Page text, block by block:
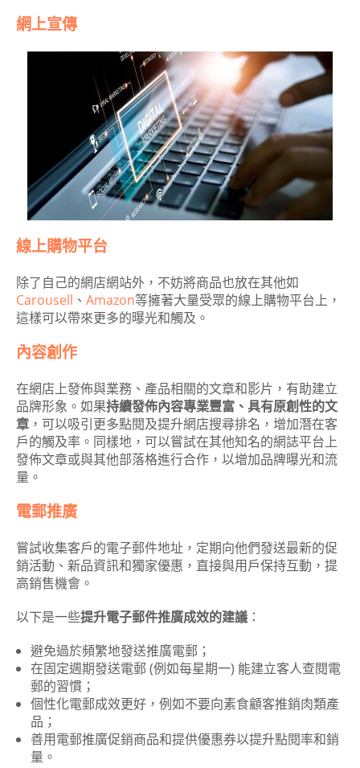
網上宣傳
線上購物平台
除了自己的網店網站外，不妨將商品也放在其他如
Carousell 、 Amazon等擁著大量受眾的線上購物平台上，
這樣可以帶來更多的曝光和觸及。
內容創作
在網店上發佈與業務、產品相關的文章和影片，有助建立
品牌形象。如果持續發佈內容專業豐富、具有原創性的文
章 ，可以吸引更多點閱及提升網店搜尋排名，增加潛在客
戶的觸及率。同樣地，可以嘗試在其他知名的網誌平台上
發佈文章或與其他部落格進行合作，以增加品牌曝光和流
量。
電郵推廣
嘗試收集客戶的電子郵件地址，定期向他們發送最新的促
銷活動、新品資訊和獨家優惠，直接與用戶保持互動，提
高銷售機會。
以下是一些提升電子郵件推廣成效的建議 ：
避免過於頻繁地發送推廣電郵；
在固定週期發送電郵 (例如每星期一) 能建立客人查閱電
郵的習慣；
個性化電郵成效更好，例如不要向素食顧客推銷肉類產
品；
善用電郵推廣促銷商品和提供優惠券以提升點閱率和銷
量。